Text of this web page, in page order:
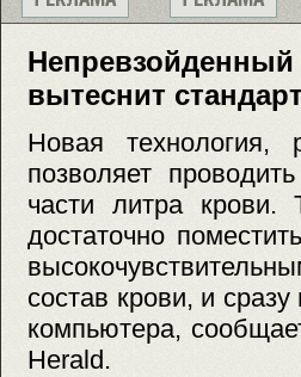
Непревзойденный
вытеснит
Новая технология,
позволяет
части литра
достаточно
состав крови, и
компьютера,
Herald.